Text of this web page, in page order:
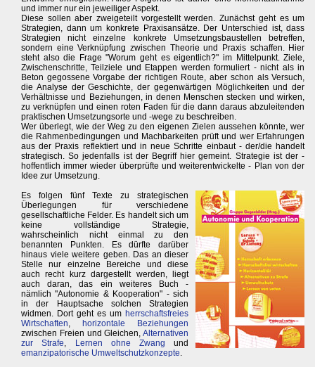
und immer nur ein jeweiliger Aspekt.
Diese sollen aber zweigeteilt vorgestellt werden. Zunächst geht es um
Strategien, dann um konkrete Praxisansätze. Der Unterschied ist, dass
Strategien nicht einzelne konkrete Umsetzungsbaustellen betreffen,
sondern eine Verknüpfung zwischen Theorie und Praxis schaffen. Hier
steht also die Frage "Worum geht es eigentlich?" im Mittelpunkt. Ziele,
Zwischenschritte, Teilziele und Etappen werden formuliert - nicht als in
Beton gegossene Vorgabe der richtigen Route, aber schon als Versuch,
die Analyse der Geschichte, der gegenwärtigen Möglichkeiten und der
Verhältnisse und Beziehungen, in denen Menschen stecken und wirken,
zu verknüpfen und einen roten Faden für die dann daraus abzuleitenden
praktischen Umsetzungsorte und -wege zu beschreiben.
Wer überlegt, wie der Weg zu den eigenen Zielen aussehen könnte, wer
die Rahmenbedingungen und Machbarkeiten prüft und wer Erfahrungen
aus der Praxis reflektiert und in neue Schritte einbaut - der/die handelt
strategisch. So jedenfalls ist der Begriff hier gemeint. Strategie ist der -
hoffentlich immer wieder überprüfte und weiterentwickelte - Plan von der
Idee zur Umsetzung.
Es folgen fünf Texte zu strategischen
Überlegungen für verschiedene
gesellschaftliche Felder. Es handelt sich um
keine vollständige Strategie,
wahrscheinlich nicht einmal zu den
benannten Punkten. Es dürfte darüber
hinaus viele weitere geben. Das an dieser
Stelle nur einzelne Bereiche und diese
auch recht kurz dargestellt werden, liegt
auch daran, das ein weiteres Buch -
nämlich "Autonomie & Kooperation" - sich
in der Hauptsache solchen Strategien
widmen. Dort geht es um herrschaftsfreies
Wirtschaften,
horizontale Beziehungen
zwischen Freien und Gleichen,Alternativen
zur Strafe, Lernen ohne Zwang und
emanzipatorische Umweltschutzkonzepte.